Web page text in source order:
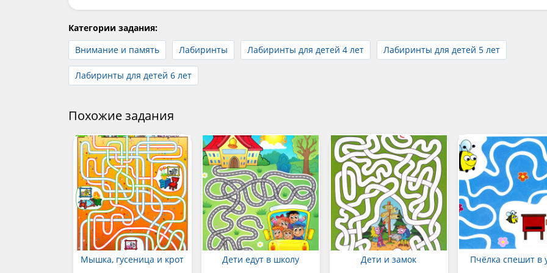
Категории задания:
Внимание и память
Лабиринты Лабиринты для детей 4 лет Лабиринты для детей 5 лет
Лабиринты для детей 6 лет
Похожие задания
Мышка, гусеница и крот Дети едут в школу Дети и замок Пчёлка спешит в